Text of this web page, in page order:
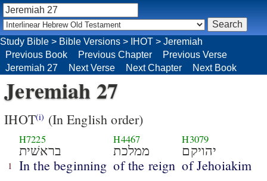
Study Bible > Bible Versions > IHOT > Jeremiah
Previous Book
Previous Chapter
Previous Verse
Jeremiah 27
Next Verse Next Chapter Next Book
Jeremiah 27
IHOT(i) (In English order)
1
H7225
בראשׁית
In the beginning
H4467
ממלכת
of the reign
H3079
יהויקם
of Jehoiakim